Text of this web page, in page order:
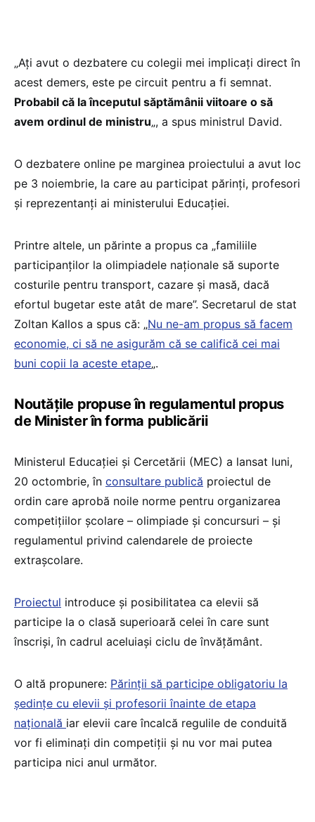
„Ați avut o dezbatere cu colegii mei implicați direct în
acest demers, este pe circuit pentru a fi semnat.
Probabil că la începutul săptămânii viitoare o să
avem ordinul de ministru„, a spus ministrul David.
O dezbatere online pe marginea proiectului a avut loc
pe 3 noiembrie, la care au participat părinți, profesori
și reprezentanți ai ministerului Educației.
Printre altele, un părinte a propus ca „familiile
participanților la olimpiadele naționale să suporte
costurile pentru transport, cazare și masă, dacă
efortul bugetar este atât de mare”. Secretarul de stat
Zoltan Kallos a spus că: „Nu ne-am propus să facem
economie, ci să ne asigurăm că se califică cei mai
buni copii la aceste etape„.
Noutățile propuse în regulamentul propus
de Minister în forma publicării
Ministerul Educației și Cercetării (MEC) a lansat luni,
20 octombrie, în consultare publică proiectul de
ordin care aprobă noile norme pentru organizarea
competițiilor școlare – olimpiade și concursuri – și
regulamentul privind calendarele de proiecte
extrașcolare.
Proiectul introduce și posibilitatea ca elevii să
participe la o clasă superioară celei în care sunt
înscriși, în cadrul aceluiași ciclu de învățământ.
O altă propunere: Părinții să participe obligatoriu la
ședințe cu elevii și profesorii înainte de etapa
națională iar elevii care încalcă regulile de conduită
vor fi eliminați din competiții și nu vor mai putea
participa nici anul următor.